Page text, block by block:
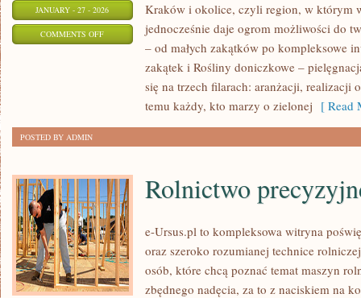
JANUARY - 27 - 2026
COMMENTS OFFON
NATURALNE
KOMPOSTOWANIE
Kraków i okolice, czyli region, w którym
jednocześnie daje ogrom możliwości do
– od małych zakątków po kompleksowe
zakątek i Rośliny doniczkowe –
się na trzech filarach: aranżacji, realizacji
temu każdy, kto marzy o zielonej [ Read
POSTED BY ADMIN
Rolnictwo
e-Ursus.pl to kompleksowa witryna
oraz szeroko rozumianej technice
osób, które chcą poznać temat maszyn
zbędnego nadęcia, za to z naciskiem na